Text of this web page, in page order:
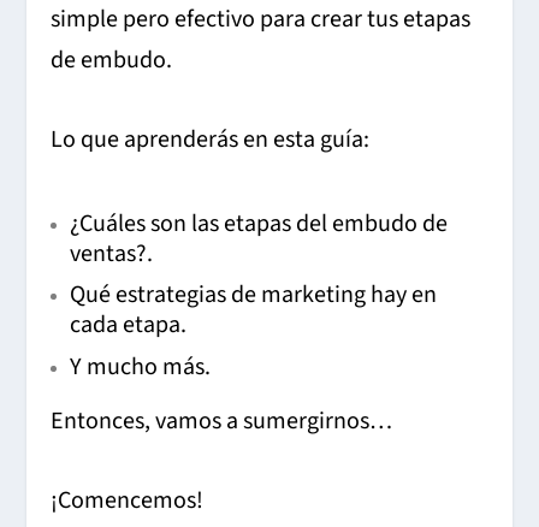
simple pero efectivo para crear tus etapas
de embudo.
Lo que aprenderás en esta guía:
¿Cuáles son las etapas del embudo de
ventas?.
Qué estrategias de marketing hay en
cada etapa.
Y mucho más.
Entonces, vamos a sumergirnos…
¡Comencemos!